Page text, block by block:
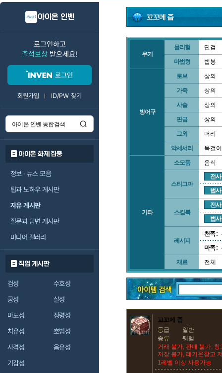
아이온 인벤
로그인하고
출석보상 받으세요!
로그인
회원가입 ID/PW 찾기
아이온 화제 집중
정보 · 뉴스 모음
팁과 노하우 게시판
자유 게시판
질문과 답변 게시판
미디어 갤러리
직업 게시판
검성
수호성
궁성
살성
마도성
정령성
치유성
호법성
사격성
음유성
기갑성
꼬꼬메 즙
무기
물리형 단검
마법형 법봉
방어구
로브 상의
가죽 상의
사슬 상의
판금 상의
그외 머리
악세서리 목걸이
기타
소모품 음식
스티그마
전사
법사
스킬북
전사
법사
레시피
천족 :
마족 :
재료 전체
꼬꼬메 즙
등급
일반
종류
퀘템
거래 불가, 판매 불가,
저장 불가, 레기온창고
1레벨 이상 사용가능